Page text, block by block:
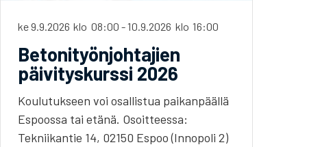
ke 9.9.2026 klo 08:00 -10.9.2026 klo 16:00
Betonityönjohtajien
päivityskurssi 2026
Koulutukseen voi osallistua paikanpäällä
Espoossa tai etänä. Osoitteessa:
Tekniikantie 14, 02150 Espoo (Innopoli 2)